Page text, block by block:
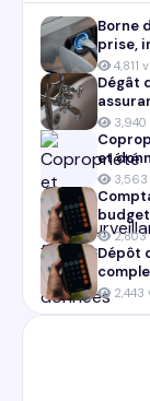
Borne
prise,
4,811
Dégât
3,940
et
3,563
2,803
Dépôt
2,443